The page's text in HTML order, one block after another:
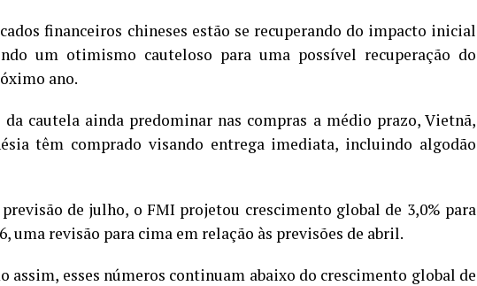
financeiros chineses estão se recuperando do impacto inicial
um otimismo cauteloso para uma possível recuperação do
ano.
da cautela ainda predominar nas compras a médio prazo, Vietnã,
têm comprado visando entrega imediata, incluindo algodão
previsão de julho, o FMI projetou crescimento global de 3,0% para
uma revisão para cima em relação às previsões de abril.
assim, esses números continuam abaixo do crescimento global de